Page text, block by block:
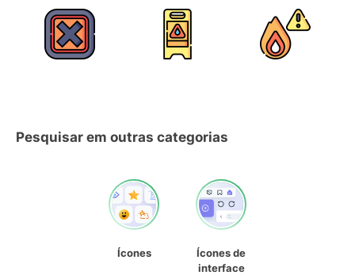
Pesquisar em outras categorias
Ícones
Ícones de
interface